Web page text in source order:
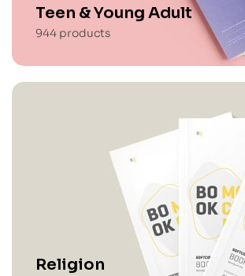
Teen & Young Adult
944 products
Religion